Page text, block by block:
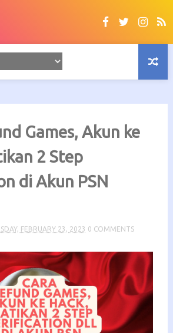
Games, Akun ke
2 Step
di Akun PSN
FEBRUARY 23, 2023 0 COMMENTS